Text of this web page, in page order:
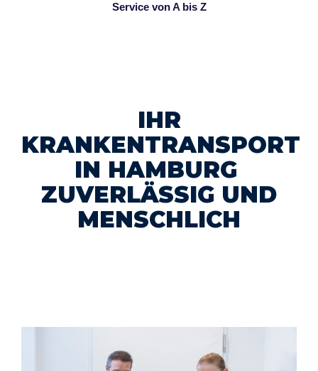
Service von A bis Z
IHR
KRANKENTRANSPORT
IN HAMBURG
ZUVERLÄSSIG UND
MENSCHLICH